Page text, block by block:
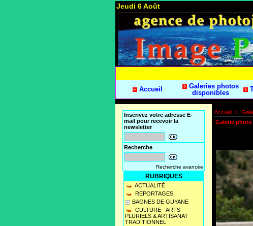
Jeudi 6 Août
Accueil
Galeries photos
disponibles
Inscrivez votre adresse E-
mail pour recevoir la
newsletter
Recherche
Recherche avancée
RUBRIQUES
ACTUALITÉ
REPORTAGES
BAGNES DE GUYANE
CULTURE - ARTS
PLURIELS & ARTISANAT
TRADITIONNEL
Accueil >
Galerie photo